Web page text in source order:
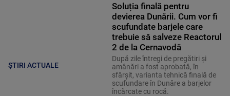
ȘTIRI ACTUALE
Soluția finală pentru
devierea Dunării. Cum vor fi
scufundate barjele care
trebuie să salveze Reactorul
2 de la Cernavodă
După zile întregi de pregătiri și
amânări a fost aprobată, în
sfârșit, varianta tehnică finală de
scufundare în Dunăre a barjelor
încărcate cu rocă.